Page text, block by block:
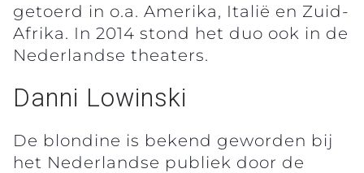
getoerd in o.a. Amerika, Italië en Zuid-
Afrika. In 2014 stond het duo ook in de
Nederlandse theaters.
Danni Lowinski
De blondine is bekend geworden bij
het Nederlandse publiek door de